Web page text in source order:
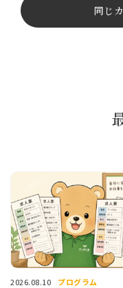
同じ
2026.08.10 プログラム